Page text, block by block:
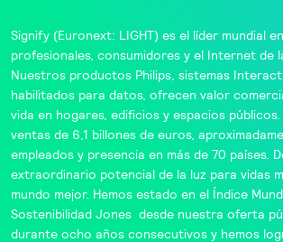
Signify(Euronext: LIGHT) es el líder mundial
profesionales, consumidores y el Internet de
Nuestros productos Philips, sistemas Interact
habilitados para datos, ofrecen valor
vida en hogares, edificios y espacios
ventas de 6,1 billones de euros,
empleados y presencia en más de 70 países.
extraordinario potencial de la luz para vidas
mundo mejor. Hemos estado en el Índice
Sostenibilidad Jonesdesde nuestra oferta
durante ocho años consecutivos y hemos